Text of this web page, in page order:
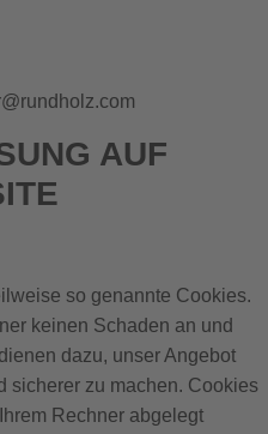
AUF
so genannte Cookies.
keinen Schaden an und
dazu, unser Angebot
sicherer zu machen. Cookies
Rechner abgelegt